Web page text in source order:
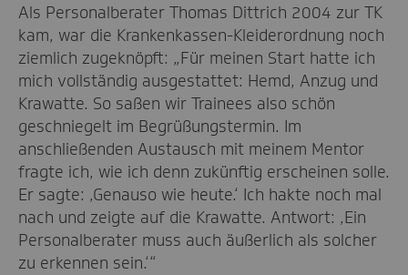
Als Personalberater Thomas Dittrich 2004 zur TK
kam, war die Krankenkassen-Kleiderordnung noch
ziemlich zugeknöpft: „Für meinen Start hatte ich
mich vollständig ausgestattet: Hemd, Anzug und
Krawatte. So saßen wir Trainees also schön
geschniegelt im Begrüßungstermin. Im
anschließenden Austausch mit meinem Mentor
fragte ich, wie ich denn zukünftig erscheinen solle.
Er sagte: ‚Genauso wie heute.‘ Ich hakte noch mal
nach und zeigte auf die Krawatte. Antwort: ‚Ein
Personalberater muss auch äußerlich als solcher
zu erkennen sein.‘“